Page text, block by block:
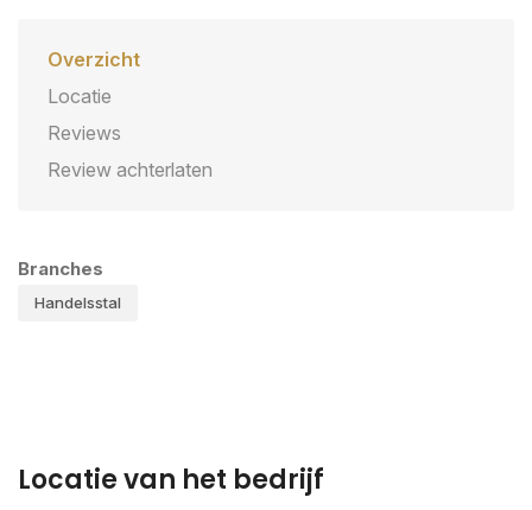
Overzicht
Locatie
Reviews
Review achterlaten
Branches
Handelsstal
Locatie van het bedrijf